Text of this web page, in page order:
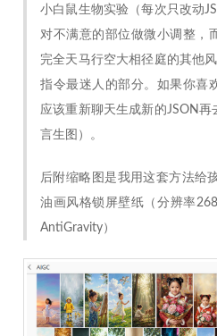
小白鼠生物实验（每次只改动
对不满意的部位做微小调整，
完全天马行空大相径庭的其他
指令最迷人的部分。如果你喜
应该重新聊天生成新的JSON
言生图）。
后附缩略图是我用这套方法给
油画风格锁屏壁纸（分辨率
AntiGravity）